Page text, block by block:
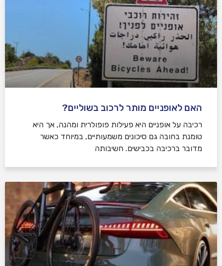
האם לאופניים מותר לרכוב בשוליים?
רכיבה על אופניים היא פעילות פופולרית ומהנה, אך היא
טומנת בחובה גם סיכונים משמעותיים, במיוחד כאשר
מדובר ברכיבה בכבישים. חשיבותה